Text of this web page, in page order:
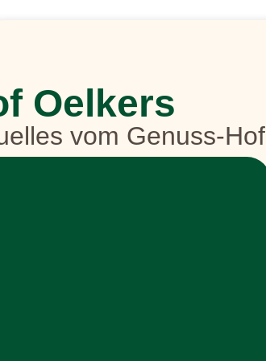
Oelkers
vom Genuss-Hof